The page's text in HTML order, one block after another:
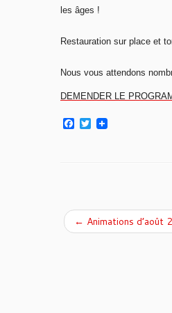
les âges !
Restauration sur place et
Nous vous attendons
DEMENDER LE
F T
w
← Animations d’août